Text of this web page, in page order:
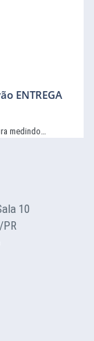
ENTREGA
medindo…
10